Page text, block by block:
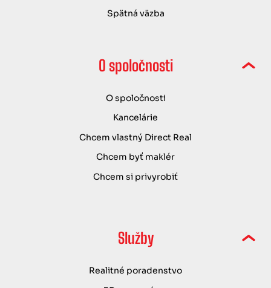
Spätná väzba
O spoločnosti
O spoločnosti
Kancelárie
Chcem vlastný Direct Real
Chcem byť maklér
Chcem si privyrobiť
Služby
Realitné poradenstvo